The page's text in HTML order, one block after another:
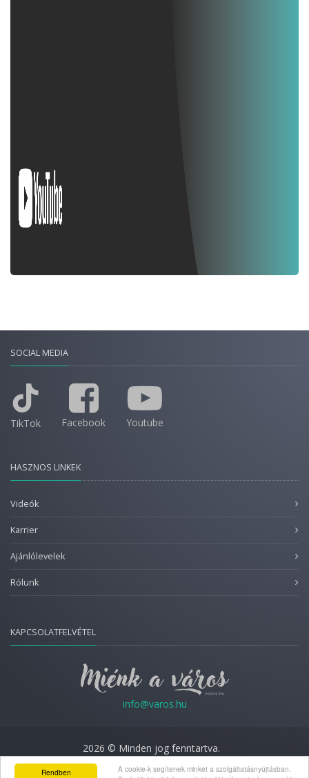
Rendben
A cookie-k segítenek minket a szolgáltatásnyújtásban.
SOCIAL MEDIA
TikTok Facebook Youtube
HASZNOS LINKEK
Videók
Karrier
Ajánlólevelek
Rólunk
KAPCSOLATFELVÉTEL
info@varos.hu
2026 © Minden jog fenntartva.
Adatkezelési nyilatkozat